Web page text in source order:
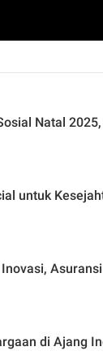
Natal
untuk
di Ajang